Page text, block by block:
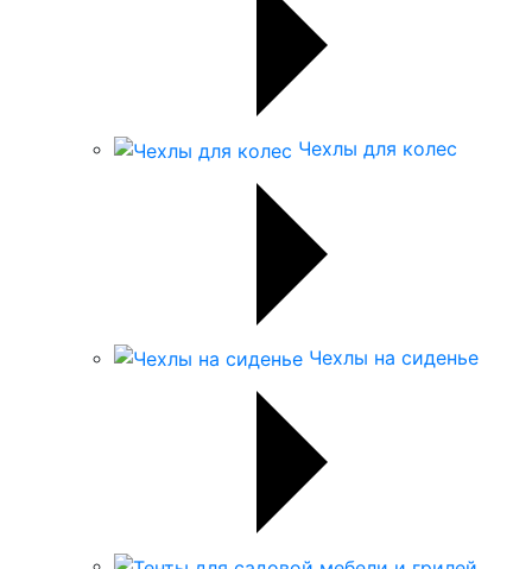
Чехлы для колес
Чехлы на сиденье